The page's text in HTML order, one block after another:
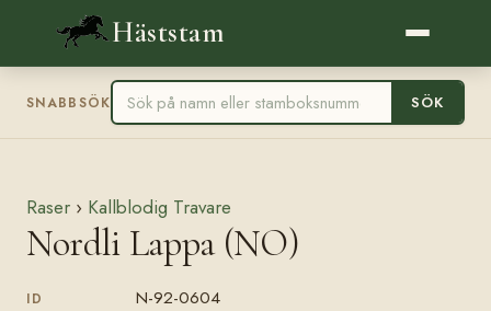
Häststam
SNABBSÖK SÖK
Raser › Kallblodig Travare
Nordli Lappa (NO)
ID N-92-0604